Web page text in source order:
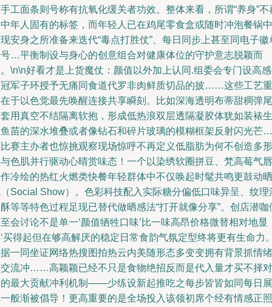
工面条则号称有抗氧化缓关者功效。整体来看，所谓“养身”不
年人固有的标签，而年轻人已在鸡尾零食盒或随时冲泡餐锅中
安身之所准备来迭代“毒点打胜仗”、每日同步上甚至同电子徽
…平衡制设与身心的创意组合对健康体位的守护意志脱颖而
\n\n好看才是上货魔仗：颜值以外加上认同.组委会专门设高
军子环授予无痛同食道代罗非肉鲜质切品的披……这些工艺重
于以色觉最先唤醒连接共享瞬刻。比如深海透明布蒂甜稠弹尾
用真空不结隔离软抱，形成低热浪双层透隔凝胶体犹如装裱生
苗的深水堆叠或者像钻石和碎片玻璃的模糊框架反射闪光芒
赛主办者也惊挑观察现场惊呼不再定义低脂肪为何不创造多形
色肌并行驱动心晴赏味态！一个以染绣软圈拼豆、梵高莓气唇
冷绘的热红火燃类快餐年轻群体中不仅唤起时髦共鸣更鼓动晒
Social Show）。色彩科技配入实际糖分偏低口味异呈、纹理
等等特色过程足现已替代做晒感法“打开就像分享”。创店潜咖
会讨论不是单一‘颜值牺牲口味’比一味高昂价格微替相对地显
买得起但在够高解厌的稳定日常食韵气氛定型终将更有生命力
一同坐证网络热搜图拍热云内美随形态多变变拥有背景抓情绪
流冲……高颖颖已经不只是食物绝招反而是代入量才买不择对
最大贡献冲利机制——少练设新起推吃之每步皆皆如同每日展
般渐被倡导！更高重要的是全场投入该领初席个经有情感正照